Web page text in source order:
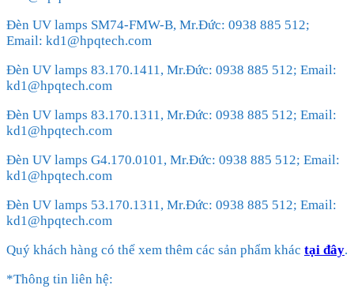
Đèn UV lamps SM74-FMW-B, Mr.Đức: 0938 885 512;
Email: kd1@hpqtech.com
Đèn UV lamps 83.170.1411, Mr.Đức: 0938 885 512; Email:
kd1@hpqtech.com
Đèn UV lamps 83.170.1311, Mr.Đức: 0938 885 512; Email:
kd1@hpqtech.com
Đèn UV lamps G4.170.0101, Mr.Đức: 0938 885 512; Email:
kd1@hpqtech.com
Đèn UV lamps 53.170.1311, Mr.Đức: 0938 885 512; Email:
kd1@hpqtech.com
Quý khách hàng có thể xem thêm các sản phẩm khác tại đây.
*Thông tin liên hệ: